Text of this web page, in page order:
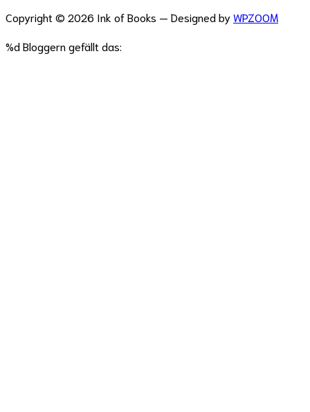
Copyright © 2026 Ink of Books — Designed byWPZOOM
%dBloggern gefällt das: